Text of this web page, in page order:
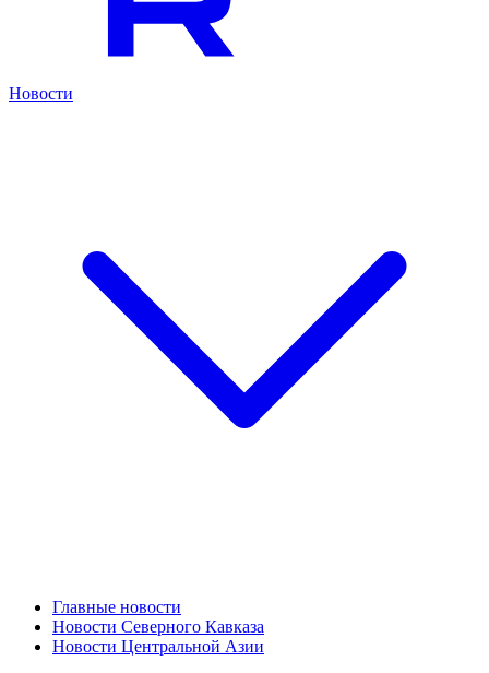
Новости
Главные новости
Новости Северного Кавказа
Новости Центральной Азии